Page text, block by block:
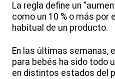
La regla define un
como un 10 % o más por
habitual de un producto.
En las últimas semanas,
para bebés ha sido todo
en distintos estados del